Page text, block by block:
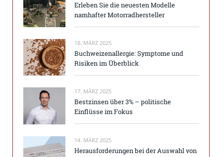
Erleben Sie die neuesten Modelle
namhafter Motorradhersteller
18. MÄRZ 2025
Buchweizenallergie: Symptome und
Risiken im Überblick
17. MÄRZ 2025
Bestzinsen über 3% – politische
Einflüsse im Fokus
14. MÄRZ 2025
Herausforderungen bei der Auswahl von